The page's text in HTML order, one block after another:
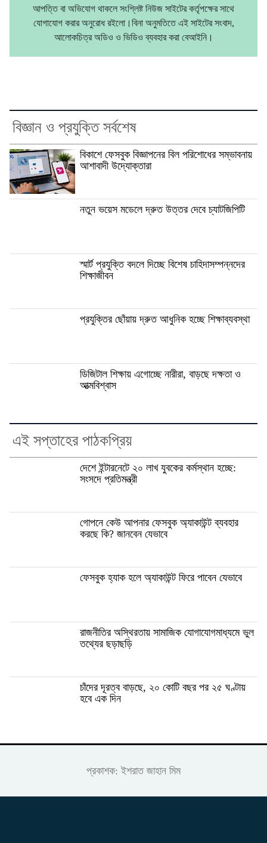
আপত্তি বা অভিযোগ থাকলে সংশ্লিষ্ট নিউজ সাইটের কর্তৃপক্ষের সাথে
যোগাযোগ করার অনুরোধ রইলো।বিনা অনুমতিতে এই সাইটের সংবাদ,
আলোকচিত্র অডিও ও ভিডিও ব্যবহার করা বেআইনি।
বিজ্ঞান ও প্রযুক্তি সর্বশেষ
বিকাশে ফেসবুক বিজ্ঞাপনের বিল পরিশোধের সম্ভাবনায়
আশাবাদী উদ্যোক্তারা
নতুন ভয়েস মডেলে দ্রুত উত্তর দেবে চ্যাটজিপিটি
স্মার্ট প্রযুক্তি বদলে দিচ্ছে বিশেষ চাহিদাসম্পন্নদের
শিক্ষাজীবন
প্রযুক্তির ছোঁয়ায় দ্রুত আধুনিক হচ্ছে শিক্ষাব্যবস্থা
ডিজিটাল শিক্ষায় এগোচ্ছে নারীরা, বাড়ছে দক্ষতা ও
আত্মবিশ্বাস
এই সপ্তাহের পাঠকপ্রিয়
দেশে ইন্টারনেটে ২০ লাখ যুবকের কর্মস্থান হচ্ছে:
সংসদে প্রতিমন্ত্রী
গোপনে কেউ আপনার ফেসবুক অ্যাকাউন্ট ব্যবহার
করছে কি? জানবেন যেভাবে
ফেসবুক হ্যাক হলে অ্যাকাউন্ট ফিরে পাবেন যেভাবে
রাজনীতির অস্থিরতায় সামাজিক যোগাযোগমাধ্যমে ভুল
তথ্যের ছড়াছড়ি
চাঁদের দূরত্ব বাড়ছে, ২০ কোটি বছর পর ২৫ ঘণ্টায়
হবে এক দিন
প্রকাশক: ইশরাত জাহান মিম